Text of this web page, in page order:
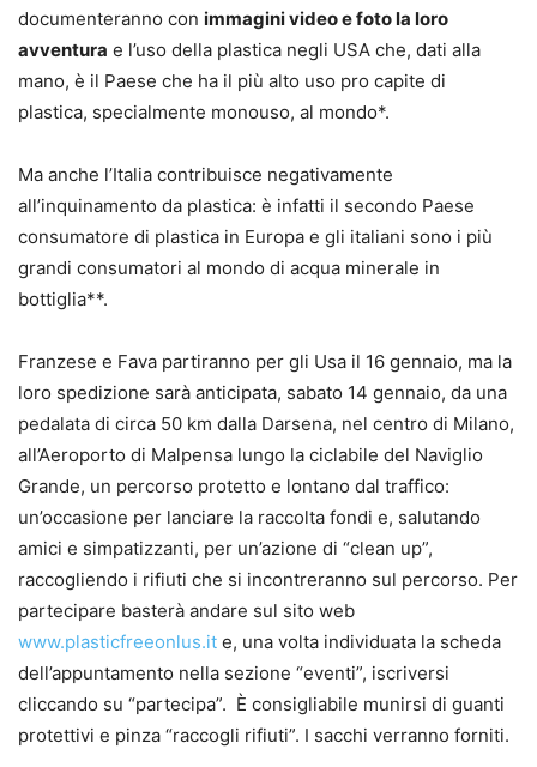
documenteranno con immagini video e foto la loro
avventura e l’uso della plastica negli USA che, dati alla
mano, è il Paese che ha il più alto uso pro capite di
plastica, specialmente monouso, al mondo*.
Ma anche l’Italia contribuisce negativamente
all’inquinamento da plastica: è infatti il secondo Paese
consumatore di plastica in Europa e gli italiani sono i più
grandi consumatori al mondo di acqua minerale in
bottiglia**.
Franzese e Fava partiranno per gli Usa il 16 gennaio, ma la
loro spedizione sarà anticipata, sabato 14 gennaio, da una
pedalata di circa 50 km dalla Darsena, nel centro di Milano,
all’Aeroporto di Malpensa lungo la ciclabile del Naviglio
Grande, un percorso protetto e lontano dal traffico:
un’occasione per lanciare la raccolta fondi e, salutando
amici e simpatizzanti, per un’azione di “clean up”,
raccogliendo i rifiuti che si incontreranno sul percorso. Per
partecipare basterà andare sul sito web
www.plasticfreeonlus.it e, una volta individuata la scheda
dell’appuntamento nella sezione “eventi”, iscriversi
cliccando su “partecipa”. È consigliabile munirsi di guanti
protettivi e pinza “raccogli rifiuti”. I sacchi verranno forniti.